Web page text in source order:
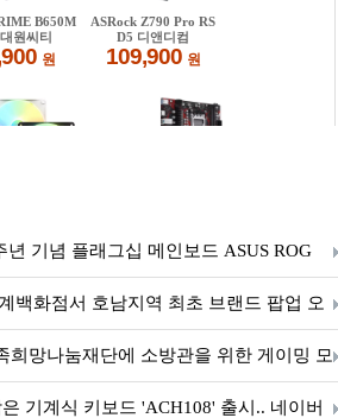
년 기념 플래그십 메인보드 ASUS ROG
20 국내 출시 예정
백화점서 호남지역 최초 브랜드 팝업 오
희망나눔재단에 소방관을 위한 게이밍 모
기계식 키보드 'ACH108' 출시.. 네이버